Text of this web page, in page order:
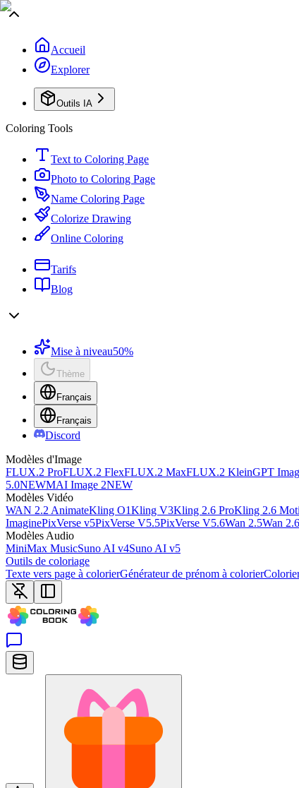
Accueil
Explorer
Outils IA
Coloring Tools
Text to Coloring Page
Photo to Coloring Page
Name Coloring Page
Colorize Drawing
Online Coloring
Tarifs
Blog
Mise à niveau50%
Thème
Français
Français
Discord
Modèles d'Image
FLUX.2 ProFLUX.2 FlexFLUX.2 MaxFLUX.2 KleinGPT
5.0NEWMAI Image 2NEW
Modèles Vidéo
WAN 2.2 AnimateKling O1Kling V3Kling 2.6 ProKling 2.6
ImaginePixVerse v5PixVerse V5.5PixVerse V5.6Wan 2.5Wan 2.6
Modèles Audio
MiniMax MusicSuno AI v4Suno AI v5
Outils de coloriage
Texte vers page à colorierGénérateur de prénom à colorier